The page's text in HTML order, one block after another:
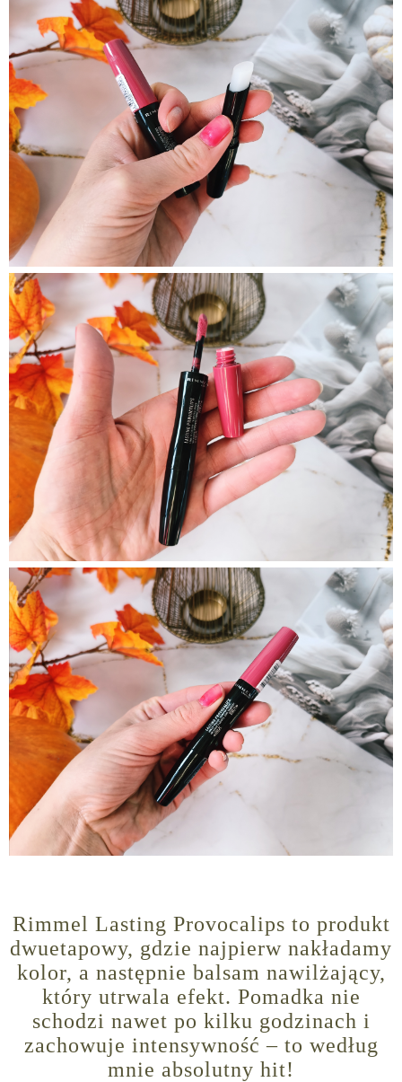
Rimmel Lasting Provocalips to produkt
dwuetapowy, gdzie najpierw nakładamy
kolor, a następnie balsam nawilżający,
który utrwala efekt. Pomadka nie
schodzi nawet po kilku godzinach i
zachowuje intensywność – to według
mnie absolutny hit!